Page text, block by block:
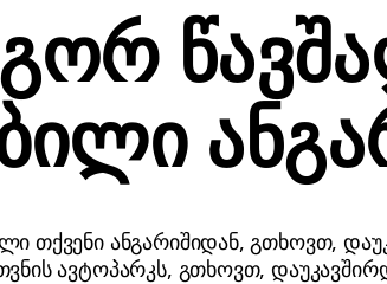
თქვენი ანგარიშიდან, გთხოვთ,
ავტოპარკს, გთხოვთ,